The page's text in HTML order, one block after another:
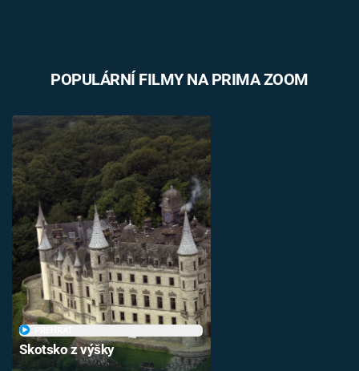
POPULÁRNÍ FILMY NA PRIMA ZOOM
Skotsko z výšky